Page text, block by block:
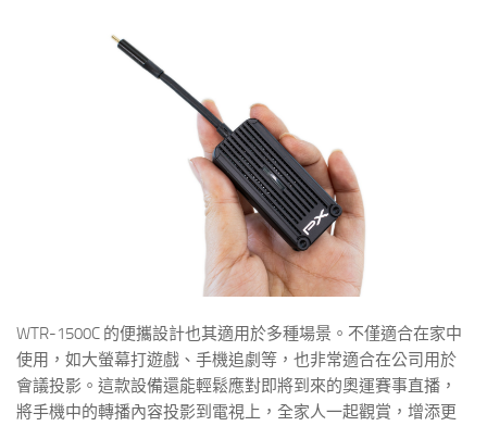
WTR-1500C 的便攜設計也其適用於多種場景。不僅適合在家中
使用，如大螢幕打遊戲、手機追劇等，也非常適合在公司用於
會議投影。這款設備還能輕鬆應對即將到來的奧運賽事直播，
將手機中的轉播內容投影到電視上，全家人一起觀賞，增添更